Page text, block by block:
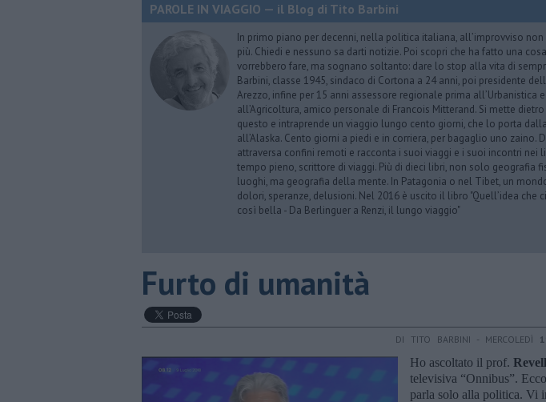
PAROLE IN VIAGGIO — il Blog di Tito Barbini
In primo piano per decenni, nella politica italiana, all’improvviso
più. Chiedi e nessuno sa darti notizie. Poi scopri che ha fatto una
vorrebbero fare, ma sognano soltanto: dare lo stop alla vita di
Barbini, classe 1945, sindaco di Cortona a 24 anni, poi presidente
Arezzo, infine per 15 anni assessore regionale prima all’Urbanistica
all’Agricoltura, amico personale di Francois Mitterand. Si mette
questo e intraprende un viaggio lungo cento giorni, che lo porta
all’Alaska. Cento giorni a piedi e in corriera, per bagaglio uno zaino.
attraversa confini remoti e racconta i suoi viaggi e i suoi incontri nei
tempo pieno, scrittore di viaggi. Più di dieci libri, non solo geografia
luoghi, ma geografia della mente. In Patagonia o nel Tibet, un
dolori, speranze, delusioni. Nel 2016 è uscito il libro "Quell’idea che
così bella - Da Berlinguer a Renzi, il lungo viaggio"
​Furto di umanità
DI TITO BARBINI - MERCOLEDÌ
Ho ascoltato il prof.
televisiva “Onnibus”.
parla solo alla politica. Vi